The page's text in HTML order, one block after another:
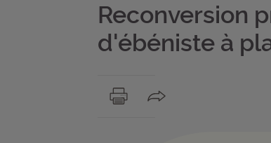
Reconversion
d'ébéniste à